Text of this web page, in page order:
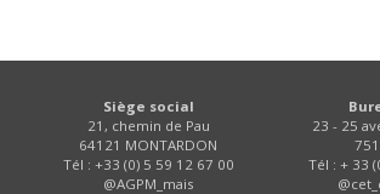
IRRIGANTS DE FRANCE
Siège social
21, chemin de Pau
64121 MONTARDON
Tél : +33 (0) 5 59 12 67 00
@AGPM_mais
23 - 25
Tél : + 33